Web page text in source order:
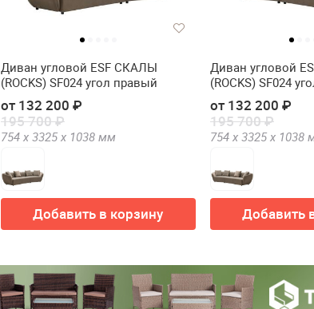
Диван угловой ESF СКАЛЫ
(ROCKS) SF024 угол правый
от 132 200 ₽
195 700 ₽
754 х 3325 х 1038 мм
Добавить в корзину
Диван угловой
(ROCKS) SF024
от 132 200 ₽
195 700 ₽
754 х 3325 х 1038
Добавить